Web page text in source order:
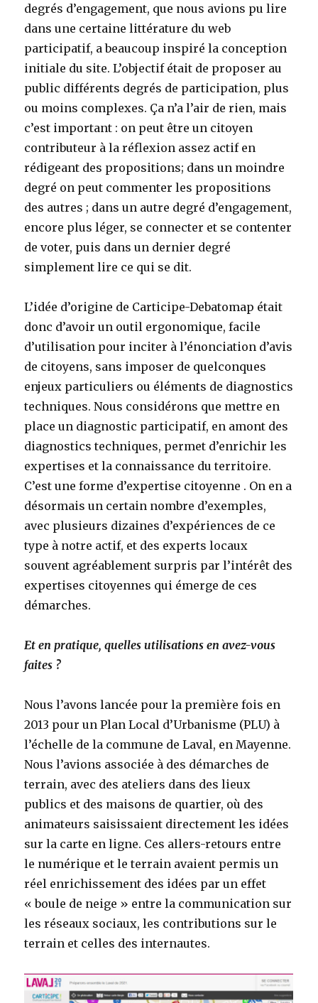
degrés d’engagement, que nous avions pu lire
dans une certaine littérature du web
participatif, a beaucoup inspiré la conception
initiale du site. L’objectif était de proposer au
public différents degrés de participation, plus
ou moins complexes. Ça n’a l’air de rien, mais
c’est important : on peut être un citoyen
contributeur à la réflexion assez actif en
rédigeant des propositions; dans un moindre
degré on peut commenter les propositions
des autres ; dans un autre degré d’engagement,
encore plus léger, se connecter et se contenter
de voter, puis dans un dernier degré
simplement lire ce qui se dit.
L’idée d’origine de Carticipe-Debatomap était
donc d’avoir un outil ergonomique, facile
d’utilisation pour inciter à l’énonciation d’avis
de citoyens, sans imposer de quelconques
enjeux particuliers ou éléments de diagnostics
techniques. Nous considérons que mettre en
place un diagnostic participatif, en amont des
diagnostics techniques, permet d’enrichir les
expertises et la connaissance du territoire.
C’est une forme d’expertise citoyenne . On en a
désormais un certain nombre d’exemples,
avec plusieurs dizaines d’expériences de ce
type à notre actif, et des experts locaux
souvent agréablement surpris par l’intérêt des
expertises citoyennes qui émerge de ces
démarches.
Et en pratique, quelles utilisations en avez-vous
faites ?
Nous l’avons lancée pour la première fois en
2013 pour un Plan Local d’Urbanisme (PLU) à
l’échelle de la commune de Laval, en Mayenne.
Nous l’avions associée à des démarches de
terrain, avec des ateliers dans des lieux
publics et des maisons de quartier, où des
animateurs saisissaient directement les idées
sur la carte en ligne. Ces allers-retours entre
le numérique et le terrain avaient permis un
réel enrichissement des idées par un effet
« boule de neige » entre la communication sur
les réseaux sociaux, les contributions sur le
terrain et celles des internautes.